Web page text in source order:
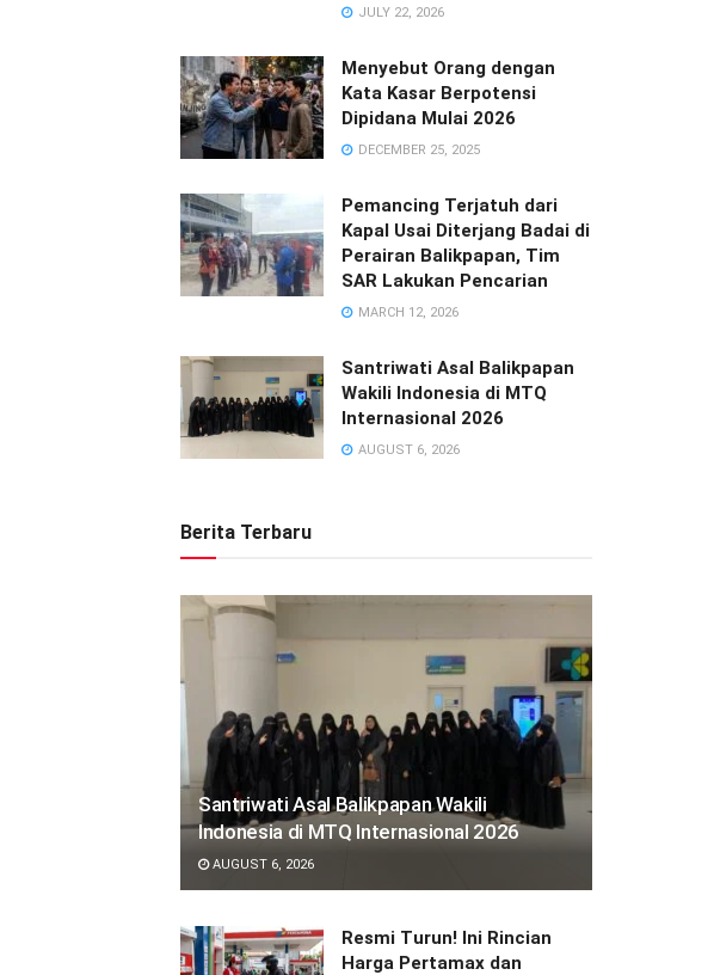
JULY 22, 2026
Menyebut Orang dengan
Kata Kasar Berpotensi
Dipidana Mulai 2026
DECEMBER 25, 2025
Pemancing Terjatuh dari
Kapal Usai Diterjang Badai di
Perairan Balikpapan, Tim
SAR Lakukan Pencarian
MARCH 12, 2026
Santriwati Asal Balikpapan
Wakili Indonesia di MTQ
Internasional 2026
AUGUST 6, 2026
Berita Terbaru
Santriwati Asal Balikpapan Wakili
Indonesia di MTQ Internasional 2026
AUGUST 6, 2026
Resmi Turun! Ini Rincian
Harga Pertamax dan